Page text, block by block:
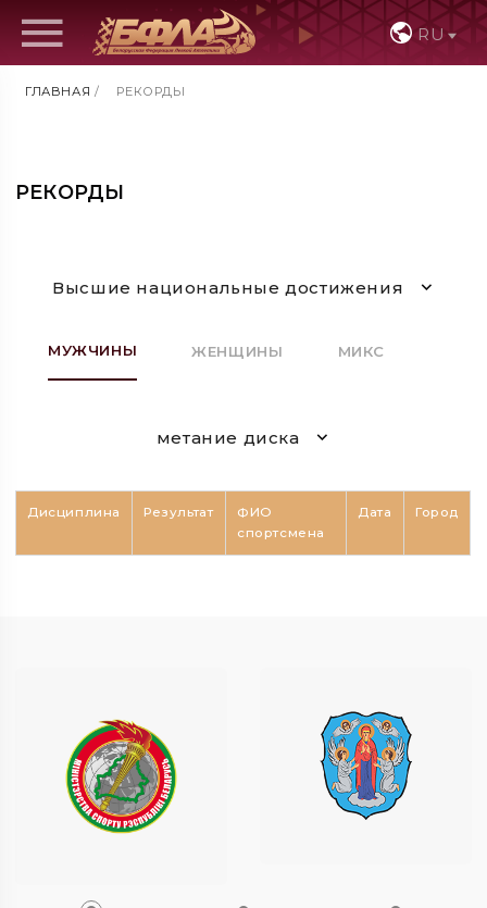
RU
ГЛАВНАЯ / РЕКОРДЫ
РЕКОРДЫ
Высшие национальные достижения
МУЖЧИНЫ ЖЕНЩИНЫ МИКС
метание диска
Дисциплина Результат
ФИО
спортсмена
Дата Город